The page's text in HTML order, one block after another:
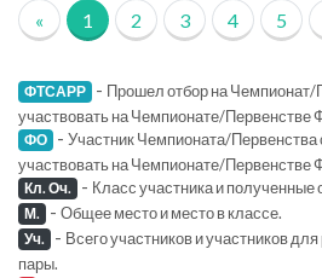
« 1 2 3 4 5
ФТСАРР - Прошел отбор на
участвовать на Чемпионате/Первенстве
ФО - Участник Чемпионата/
участвовать на Чемпионате/Первенстве
Кл. Оч. - Класс участника и полученные
М. - Общее место и место в классе.
Уч. - Всего участников и участников
пары.